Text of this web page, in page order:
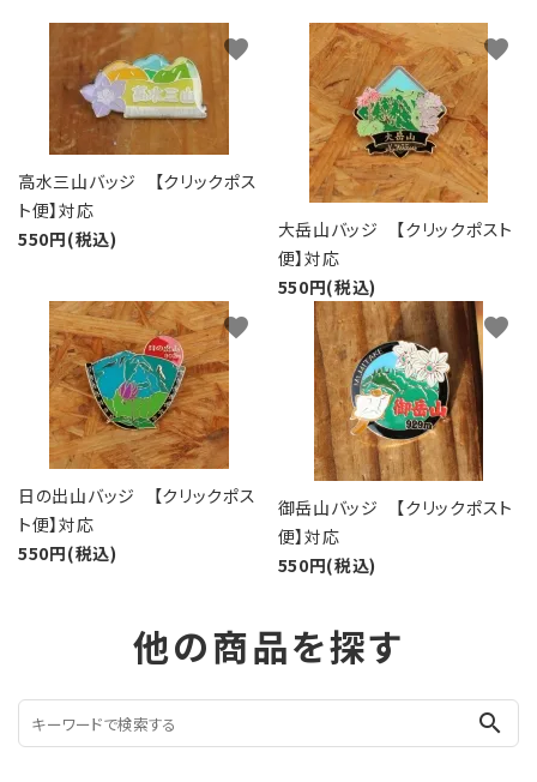
高水三山バッジ 【クリックポス
ト便】対応
550円(税込)
favorite
大岳山バッジ 【クリックポスト
便】対応
550円(税込)
favorite
日の出山バッジ 【クリックポス
ト便】対応
550円(税込)
favorite
御岳山バッジ 【クリックポスト
便】対応
550円(税込)
favorite
他の商品を探す
search